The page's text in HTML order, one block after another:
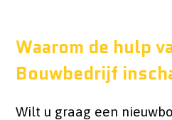
Waarom de hulp
Bouwbedrijf
Wilt u graag een